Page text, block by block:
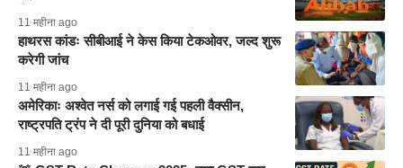
11 महीना ago
हाथरस कांडः सीबीआई ने केस किया टेकओवर, जल्द शुरू
करेगी जांच
11 महीना ago
अमेरिकाः अश्वेत नर्स को लगाई गई पहली वैक्सीन,
राष्ट्रपति ट्रंप ने दी पूरी दुनिया को बधाई
11 महीना ago